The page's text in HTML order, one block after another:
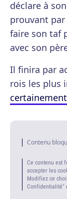
déclare à
prouvant
faire son taf
avec son
Il finira par
rois les plus
Contenu
Ce contenu est
accepter les
Modifiez ce
Confidentialité"